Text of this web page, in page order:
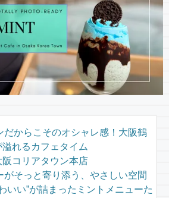
だからこそのオシャレ感！大阪鶴
溢れるカフェタイム
阪コリアタウン本店
がそっと寄り添う、やさしい空間
いい”が詰まったミントメニューた